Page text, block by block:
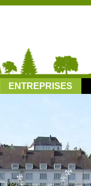
ENTREPRISES